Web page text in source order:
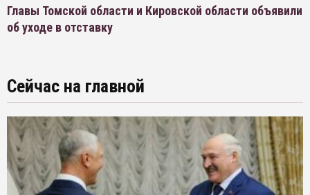
Главы Томской области и Кировской области объявили
об уходе в отставку
Сейчас на главной